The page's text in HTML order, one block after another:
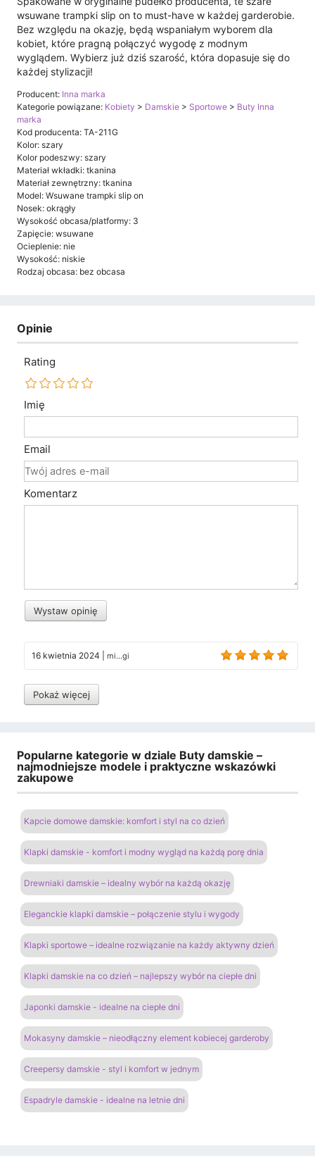
wsuwane trampki slip on to must-have w każdej garderobie.
Bez względu na okazję, będą wspaniałym wyborem dla
kobiet, które pragną połączyć wygodę z modnym
wyglądem. Wybierz już dziś szarość, która dopasuje się do
każdej stylizacji!
Producent: Inna marka
Kategorie powiązane: Kobiety > Damskie > Sportowe > Buty Inna
marka
Kod producenta: TA-211G
Kolor: szary
Kolor podeszwy: szary
Materiał wkładki: tkanina
Materiał zewnętrzny: tkanina
Model: Wsuwane trampki slip on
Nosek: okrągły
Wysokość obcasa/platformy: 3
Zapięcie: wsuwane
Ocieplenie: nie
Wysokość: niskie
Rodzaj obcasa: bez obcasa
Opinie
Rating
Imię
Email
Komentarz
Wystaw opinię
16 kwietnia 2024 mi...gi
Pokaż więcej
Popularne kategorie w dziale Buty damskie –
najmodniejsze modele i praktyczne wskazówki
zakupowe
Kapcie domowe damskie: komfort i styl na co dzień
Klapki damskie - komfort i modny wygląd na każdą porę dnia
Drewniaki damskie – idealny wybór na każdą okazję
Eleganckie klapki damskie – połączenie stylu i wygody
Klapki sportowe – idealne rozwiązanie na każdy aktywny dzień
Klapki damskie na co dzień – najlepszy wybór na ciepłe dni
Japonki damskie - idealne na ciepłe dni
Mokasyny damskie – nieodłączny element kobiecej garderoby
Creepersy damskie - styl i komfort w jednym
Espadryle damskie - idealne na letnie dni